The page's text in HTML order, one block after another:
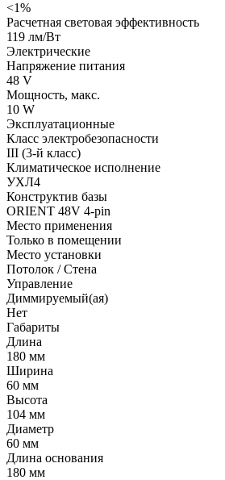
<1%
Расчетная световая эффективность
119 лм/Вт
Электрические
Напряжение питания
48 V
Мощность, макс.
10 W
Эксплуатационные
Класс электробезопасности
III (3-й класс)
Климатическое исполнение
УХЛ4
Конструктив базы
ORIENT 48V 4-pin
Место применения
Только в помещении
Место установки
Потолок / Cтена
Управление
Диммируемый(ая)
Нет
Габариты
Длина
180 мм
Ширина
60 мм
Высота
104 мм
Диаметр
60 мм
Длина основания
180 мм